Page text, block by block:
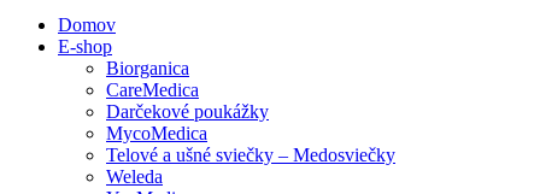
Domov
E-shop
Biorganica
CareMedica
Darčekové poukážky
MycoMedica
Telové a ušné sviečky – Medosviečky
Weleda